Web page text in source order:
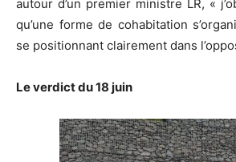
autour d’un premier ministre LR, «
qu’une forme de cohabitation
se positionnant clairement dans
Le verdict du 18 juin